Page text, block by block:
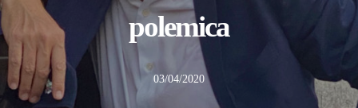
polemica
03/04/2020